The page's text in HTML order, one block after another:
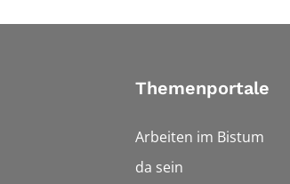
Themenportale
Arbeiten im Bistum
da sein